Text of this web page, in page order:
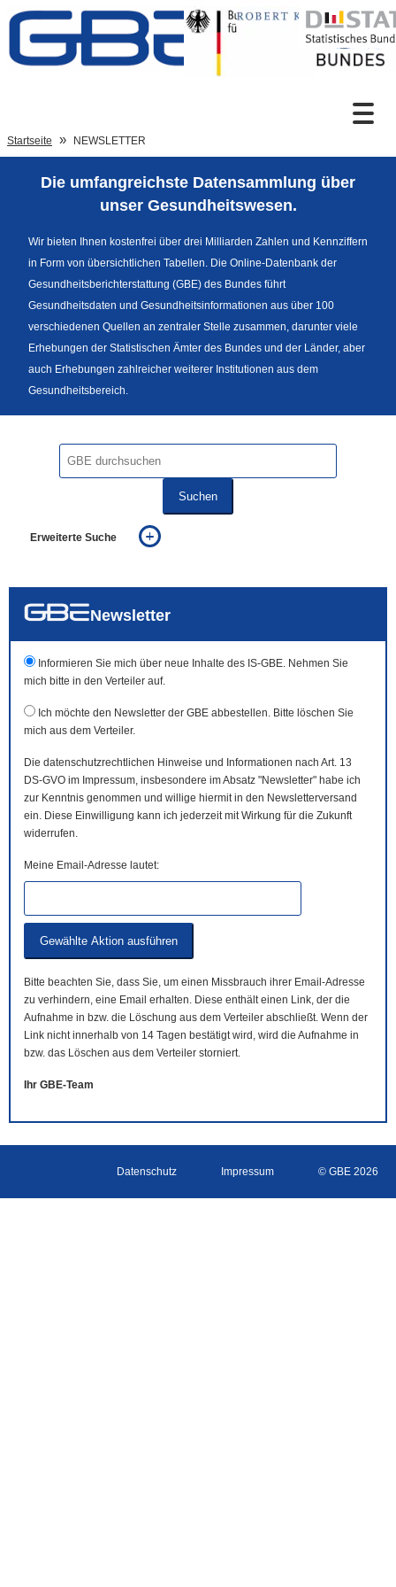
Zum Inhalt
Sprachumschaltung
Fußzeile
Startseite NEWSLETTER
Die umfangreichste Datensammlung über
unser Gesundheitswesen.
Wir bieten Ihnen kostenfrei über drei Milliarden Zahlen und Kennziffern
in Form von übersichtlichen Tabellen. Die Online-Datenbank der
Gesundheitsberichterstattung (GBE) des Bundes führt
Gesundheitsdaten und Gesundheitsinformationen aus über 100
verschiedenen Quellen an zentraler Stelle zusammen, darunter viele
Erhebungen der Statistischen Ämter des Bundes und der Länder, aber
auch Erhebungen zahlreicher weiterer Institutionen aus dem
Gesundheitsbereich.
Suchen
Erweiterte Suche
auch in allen Texten suchen (Volltextsuche)
Newsletter
Informieren Sie mich über neue Inhalte des IS-GBE. Nehmen Sie
mich bitte in den Verteiler auf.
Ich möchte den Newsletter der GBE abbestellen. Bitte löschen Sie
mich aus dem Verteiler.
Die datenschutzrechtlichen Hinweise und Informationen nach Art. 13
DS-GVO im Impressum, insbesondere im Absatz "Newsletter" habe ich
zur Kenntnis genommen und willige hiermit in den Newsletterversand
ein. Diese Einwilligung kann ich jederzeit mit Wirkung für die Zukunft
widerrufen.
Meine Email-Adresse lautet:
Bitte beachten Sie, dass Sie, um einen Missbrauch ihrer Email-Adresse
zu verhindern, eine Email erhalten. Diese enthält einen Link, der die
Aufnahme in bzw. die Löschung aus dem Verteiler abschließt. Wenn der
Link nicht innerhalb von 14 Tagen bestätigt wird, wird die Aufnahme in
bzw. das Löschen aus dem Verteiler storniert.
Ihr GBE-Team
Datenschutz Impressum © GBE 2026